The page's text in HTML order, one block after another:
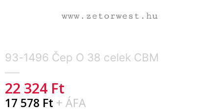
93-1496 Čep O 38 celek CBM
22 324 Ft
17 578 Ft + ÁFA